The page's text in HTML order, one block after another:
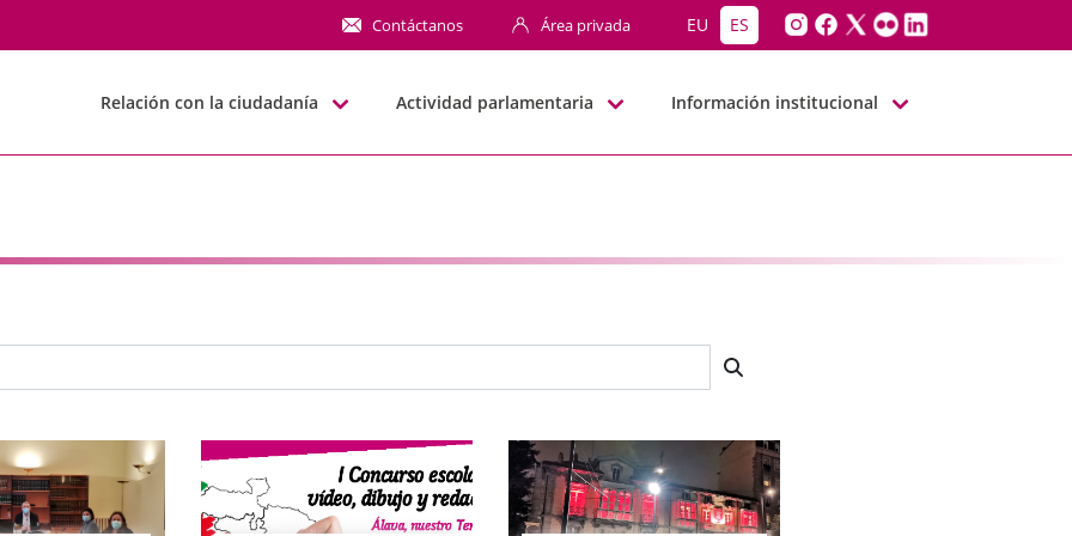
Contáctanos Área privada EU ES
Relación con la ciudadanía Actividad parlamentaria Información institucional
búsqueda